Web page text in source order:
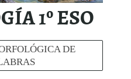
1º ESO
DE